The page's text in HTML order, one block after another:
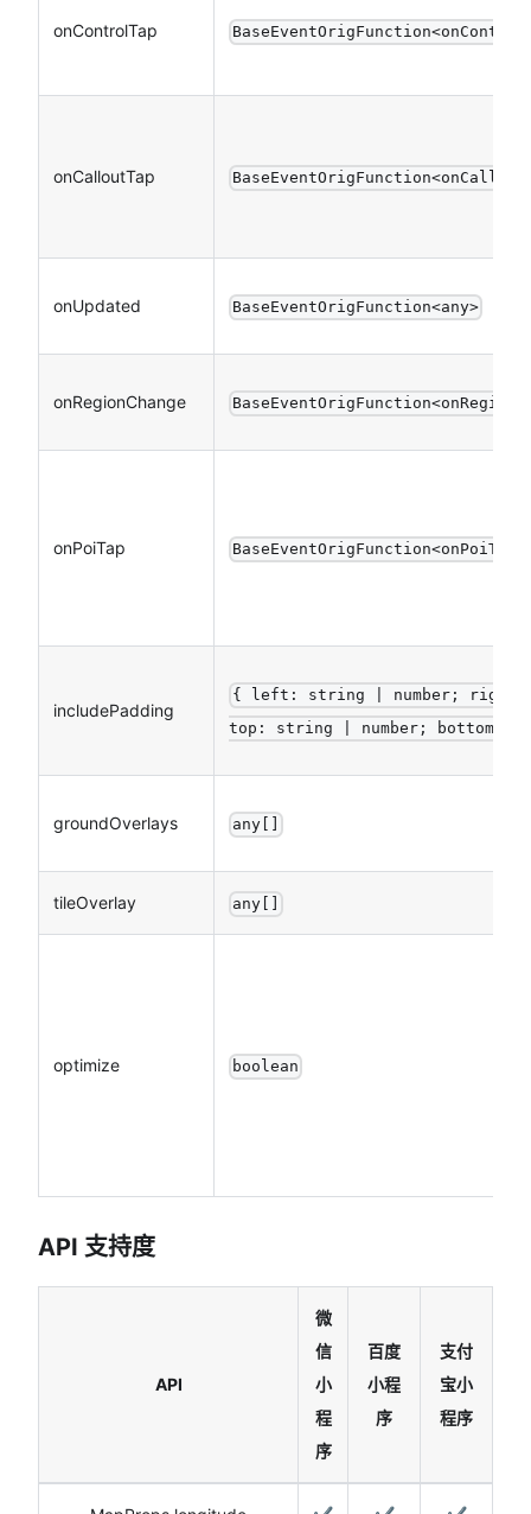
onControlTap
onCalloutTap
onUpdated BaseEventOrigFunction<any>
onRegionChange
onPoiTap
includePadding
{ left: string | number; right:
top: string | number; bottom:
groundOverlays any[]
tileOverlay any[]
optimize boolean
API 支持度
API
微
信
小
程
序
百度
小程
序
支付
宝小
程序